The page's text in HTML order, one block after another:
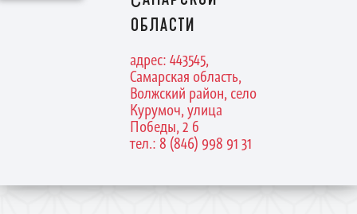
области
адрес: 443545,
Самарская область,
Волжский район, село
Курумоч, улица
Победы, 2 б
тел.: 8 (846) 998 91 31